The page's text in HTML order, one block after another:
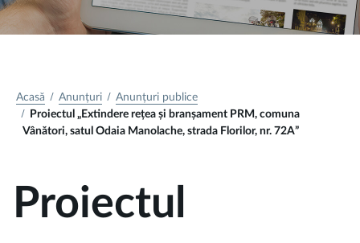
Acasă Anunțuri
Anunțuri publice
Proiectul „Extindere rețea și branșament PRM, comuna
Vânători, satul Odaia Manolache, strada Florilor, nr. 72A”
Proiectul